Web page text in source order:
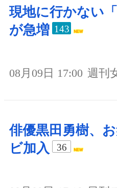
現地に行かない「
が急増 143
08月09日 17:00 週刊
俳優黒田勇樹、
ビ加入
36